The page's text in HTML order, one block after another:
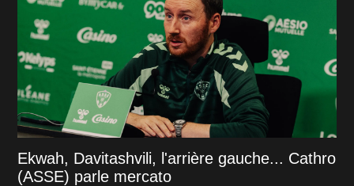
Ekwah, Davitashvili, l'arrière gauche... Cathro
(ASSE) parle mercato